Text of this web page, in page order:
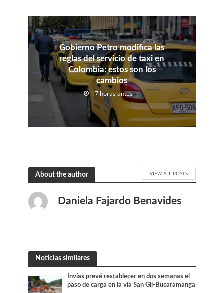
Gobierno Petro modifica las
reglas del servicio de taxi en
Colombia: estos son los
cambios
17 horas antes
About the author VIEW ALL POSTS
Daniela Fajardo Benavides
Noticias similares
Invías prevé restablecer en dos semanas el
paso de carga en la vía San Gil-Bucaramanga